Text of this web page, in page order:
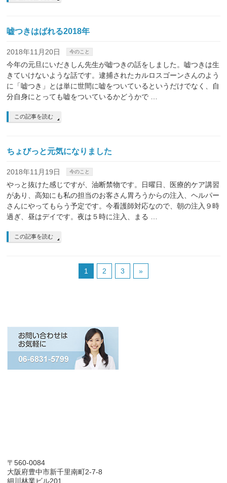
嘘つきはばれる2018年
2018年11月20日 今のこと
今年の元旦にいだきしん先生が嘘つきの話をしました。嘘つきは生
きていけないような話です。逮捕されたカルロスゴーンさんのよう
に「嘘つき」とは単に世間に嘘をついているというだけでなく、自
分自身にとっても嘘をついているかどうかで …
この記事を読む
ちょびっと元気になりました
2018年11月19日 今のこと
やっと抜けた感じですが、油断禁物です。日曜日、医療的ケア講習
があり、高知にも私の担当のお客さん胃ろうからの注入、ヘルパー
さんにやってもらう予定です。今看護師対応なので、朝の注入９時
過ぎ、昼はデイです。夜は５時に注入、まる …
この記事を読む
1 2 3 »
〒560-0084
大阪府豊中市新千里南町2-7-8
細川林業ビル201